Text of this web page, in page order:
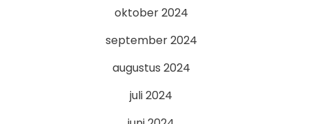
oktober 2024
september 2024
augustus 2024
juli 2024